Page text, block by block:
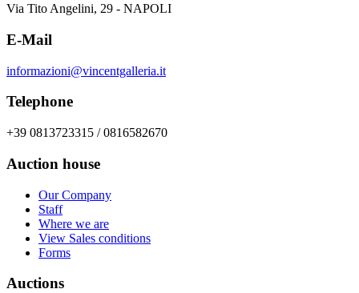
Via Tito Angelini, 29 - NAPOLI
E-Mail
informazioni@vincentgalleria.it
Telephone
+39 0813723315 / 0816582670
Auction house
Our Company
Staff
Where we are
View Sales conditions
Forms
Auctions